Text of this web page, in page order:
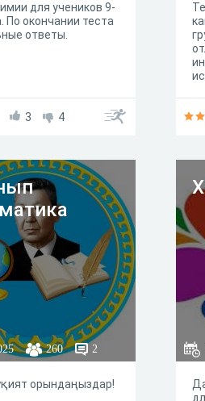
для учеников 9-
По окончании теста
ответы.
3 4
260 2
орындаңыздар!